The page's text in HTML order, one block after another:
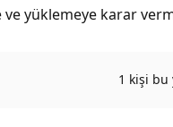
ve yüklemeye karar
1 kişi bu